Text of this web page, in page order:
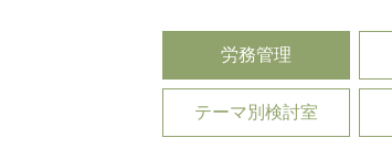
労務管理
テーマ別検討室